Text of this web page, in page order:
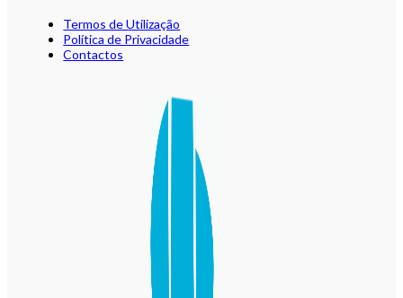
Termos de Utilização
Política de Privacidade
Contactos